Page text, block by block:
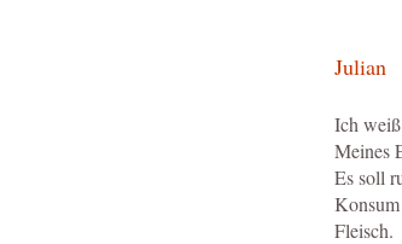
Julian
Ich
Meines
Es soll
Fleisch.